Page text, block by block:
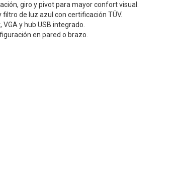
giro y pivot para mayor confort visual.
filtro de luz azul con certificación TÜV.
VGA y hub USB integrado.
en pared o brazo.